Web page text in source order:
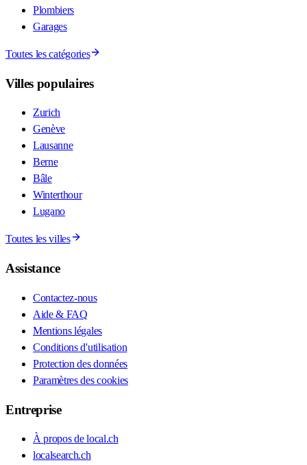
Plombiers
Garages
Toutes les catégories
Villes populaires
Zurich
Genève
Lausanne
Berne
Bâle
Winterthour
Lugano
Toutes les villes
Assistance
Contactez-nous
Aide & FAQ
Mentions légales
Conditions d'utilisation
Protection des données
Paramètres des cookies
Entreprise
À propos de local.ch
localsearch.ch